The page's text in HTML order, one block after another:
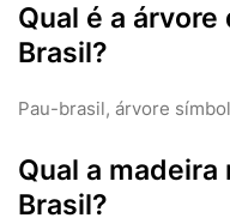
Qual é a
Brasil?
Pau-brasil, árvore
Qual a
Brasil?